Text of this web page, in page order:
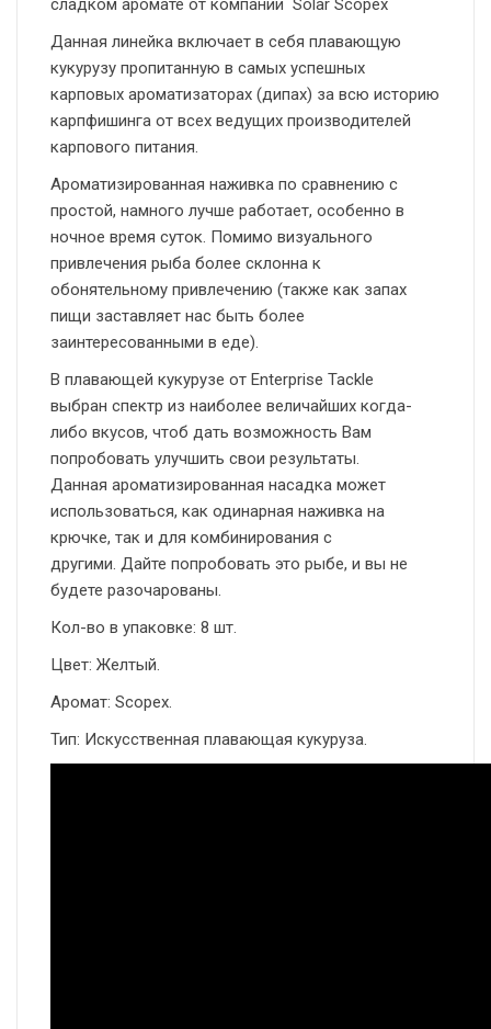
сладком аромате от компании Solar Scopex
Данная линейка включает в себя плавающую
кукурузу пропитанную в самых успешных
карповых ароматизаторах (дипах) за всю историю
карпфишинга от всех ведущих производителей
карпового питания.
Ароматизированная наживка по сравнению с
простой, намного лучше работает, особенно в
ночное время суток. Помимо визуального
привлечения рыба более склонна к
обонятельному привлечению (также как запах
пищи заставляет нас быть более
заинтересованными в еде).
В плавающей кукурузе от Enterprise Tackle
выбран спектр из наиболее величайших когда-
либо вкусов, чтоб дать возможность Вам
попробовать улучшить свои результаты.
Данная ароматизированная насадка может
использоваться, как одинарная наживка на
крючке, так и для комбинирования с
другими. Дайте попробовать это рыбе, и вы не
будете разочарованы.
Кол-во в упаковке: 8 шт.
Цвет: Желтый.
Аромат: Scopex.
Тип: Искусственная плавающая кукуруза.